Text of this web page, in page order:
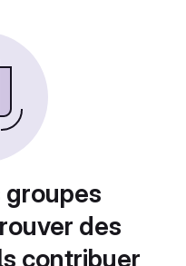
groupes
des
contribuer